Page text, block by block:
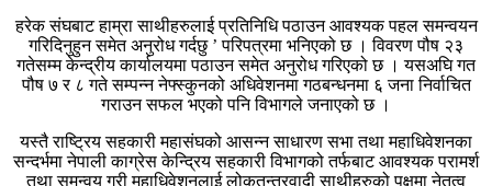
हरेक संघबाट हाम्रा साथीहरुलाई प्रतिनिधि पठाउन आवश्यक पहल समन्वयन
गरिदिनुहुन समेत अनुरोध गर्दछु ’ परिपत्रमा भनिएको छ । विवरण पौष २३
गतेसम्म केन्द्रीय कार्यालयमा पठाउन समेत अनुरोध गरिएको छ । यसअघि गत
पौष ७ र ८ गते सम्पन्न नेफ्स्कुनको अधिवेशनमा गठबन्धनमा ६ जना निर्वाचित
गराउन सफल भएको पनि विभागले जनाएको छ ।
यस्तै राष्ट्रिय सहकारी महासंघको आसन्न साधारण सभा तथा महाधिवेशनका
सन्दर्भमा नेपाली काग्रेस केन्द्रिय सहकारी विभागको तर्फबाट आवश्यक परामर्श
तथा समन्वय गरी महाधिवेशनलाई लोकतन्त्रवादी साथीहरुको पक्षमा नेतृत्व